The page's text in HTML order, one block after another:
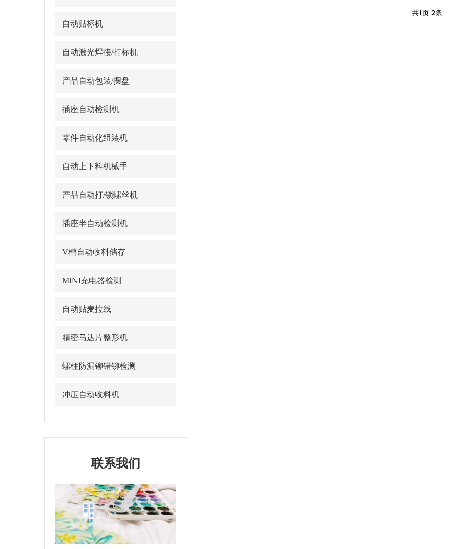
自动贴标机
自动激光焊接/打标机
产品自动包装/摆盘
插座自动检测机
零件自动化组装机
自动上下料机械手
产品自动打/锁螺丝机
插座半自动检测机
V槽自动收料储存
MINI充电器检测
自动贴麦拉线
精密马达片整形机
螺柱防漏铆错铆检测
冲压自动收料机
联系我们
共1 页 2条